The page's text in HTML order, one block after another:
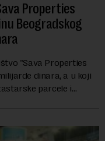
Properties
Beogradskog
"Sava Properties
dinara, a u koji
parcele i